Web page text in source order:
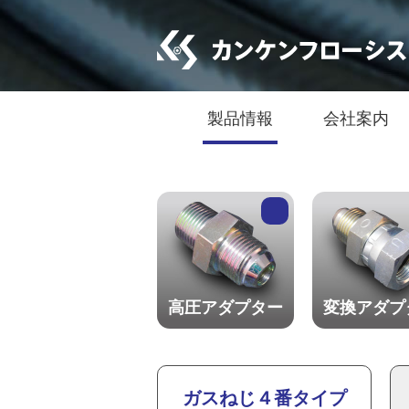
製品情報 会社案内
高圧アダプター 変換アダプ
ガスねじ４番タイプ